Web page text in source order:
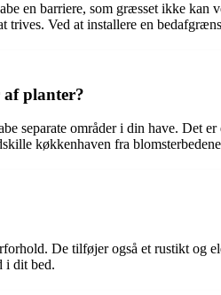
en barriere, som græsset ikke
Ved at installere en
planter?
separate områder i din have. Det
køkkenhaven fra
De tilføjer også et rustikt og
i dit bed.